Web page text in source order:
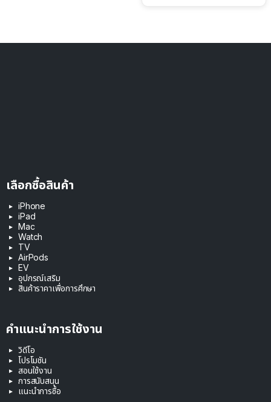
เลือกซื้อสินค้า
iPhone
iPad
Mac
Watch
TV
AirPods
EV
อุปกรณ์เสริม
สินค้าราคาเพื่อการศึกษา
คำแนะนำการใช้งาน
วิดีโอ
โปรโมชัน
สอนใช้งาน
การสนับสนุน
แนะนำการซื้อ